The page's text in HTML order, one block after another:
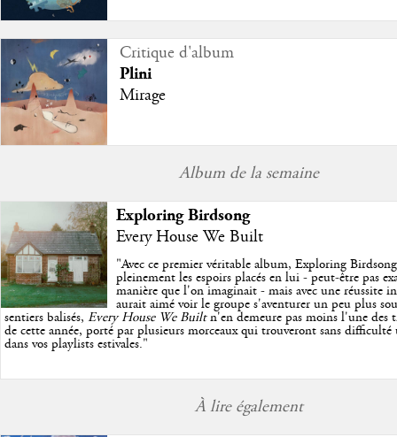
Critique d'album
Plini
Mirage
Album de la semaine
Exploring Birdsong
Every House We Built
"Avec ce premier véritable album, Exploring
pleinement les espoirs placés en lui - peut-être pas
manière que l'on imaginait - mais avec une réussite
aurait aimé voir le groupe s'aventurer un peu plus
sentiers balisés, Every House We Builtn'en demeure pas moins l'une des
de cette année, porté par plusieurs morceaux qui trouveront sans difficulté
dans vos playlists estivales."
À lire également